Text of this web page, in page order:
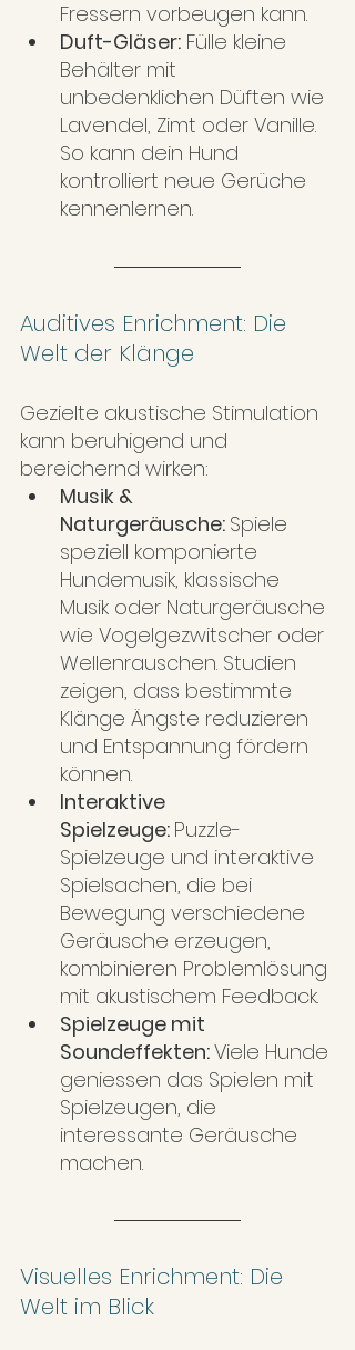
Fressern vorbeugen kann.
Duft-Gläser: Fülle kleine
Behälter mit
unbedenklichen Düften wie
Lavendel, Zimt oder Vanille.
So kann dein Hund
kontrolliert neue Gerüche
kennenlernen.
Auditives Enrichment: Die
Welt der Klänge
Gezielte akustische Stimulation
kann beruhigend und
bereichernd wirken:
Musik &
Naturgeräusche: Spiele
speziell komponierte
Hundemusik, klassische
Musik oder Naturgeräusche
wie Vogelgezwitscher oder
Wellenrauschen. Studien
zeigen, dass bestimmte
Klänge Ängste reduzieren
und Entspannung fördern
können.
Interaktive
Spielzeuge: Puzzle-
Spielzeuge und interaktive
Spielsachen, die bei
Bewegung verschiedene
Geräusche erzeugen,
kombinieren Problemlösung
mit akustischem Feedback.
Spielzeuge mit
Soundeffekten: Viele Hunde
geniessen das Spielen mit
Spielzeugen, die
interessante Geräusche
machen.
Visuelles Enrichment: Die
Welt im Blick